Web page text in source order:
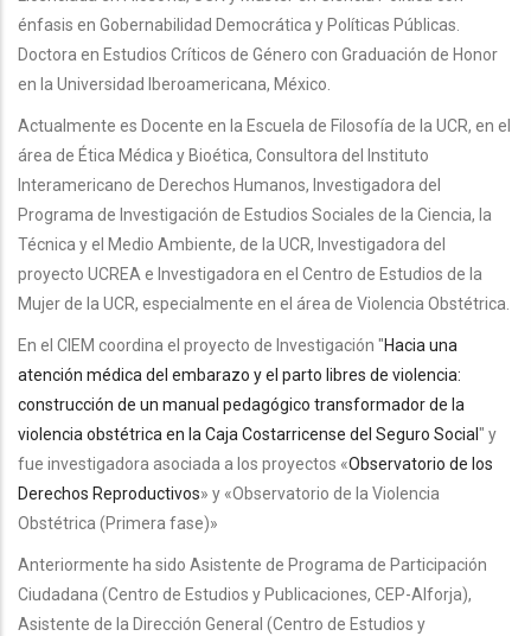
énfasis en Gobernabilidad Democrática y Políticas Públicas.
Doctora en Estudios Críticos de Género con Graduación de Honor
en la Universidad Iberoamericana, México.
Actualmente es Docente en la Escuela de Filosofía de la UCR, en el
área de Ética Médica y Bioética, Consultora del Instituto
Interamericano de Derechos Humanos, Investigadora del
Programa de Investigación de Estudios Sociales de la Ciencia, la
Técnica y el Medio Ambiente, de la UCR, Investigadora del
proyecto UCREA e Investigadora en el Centro de Estudios de la
Mujer de la UCR, especialmente en el área de Violencia Obstétrica.
En el CIEM coordina el proyecto de Investigación "Hacia una
atención médica del embarazo y el parto libres de violencia:
construcción de un manual pedagógico transformador de la
violencia obstétrica en la Caja Costarricense del Seguro Social" y
fue investigadora asociada a los proyectos «Observatorio de los
Derechos Reproductivos» y «Observatorio de la Violencia
Obstétrica (Primera fase)»
Anteriormente ha sido Asistente de Programa de Participación
Ciudadana (Centro de Estudios y Publicaciones, CEP-Alforja),
Asistente de la Dirección General (Centro de Estudios y